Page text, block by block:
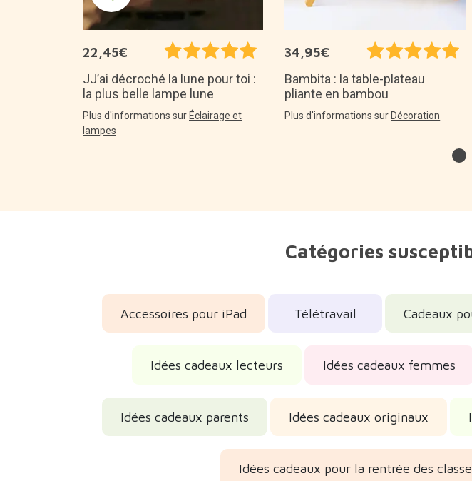
22,45€
JJ’ai décroché la lune pour toi :
la plus belle lampe lune
Plus d'informations sur Éclairage et
lampes
34,95€
Bambita : la table-plateau
pliante en bambou
Plus d'informations sur Décoration
Catégories
Accessoires pour iPad Télétravail Cadeaux
Idées cadeaux lecteurs Idées cadeaux femmes
Idées cadeaux parents Idées cadeaux originaux
Idées cadeaux pour la rentrée des